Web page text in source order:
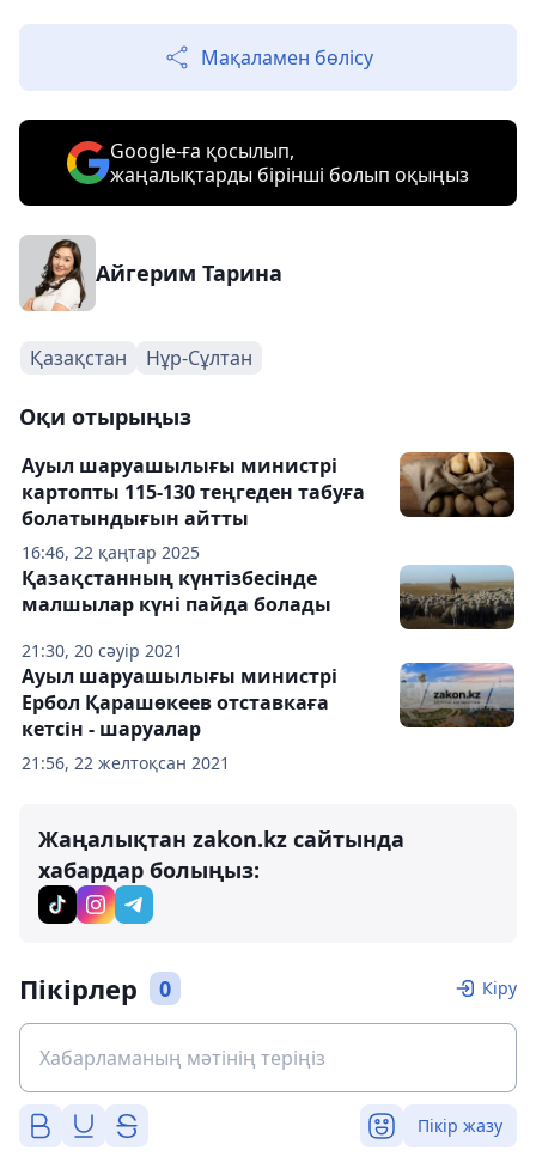
Мақаламен бөлісу
Google-ға қосылып,
жаңалықтарды бірінші болып оқыңыз
Айгерим Тарина
Қазақстан Нұр-Сұлтан
Оқи отырыңыз
16:46, 22 қаңтар 2025
Ауыл шаруашылығы министрі
картопты 115-130 теңгеден табуға
болатындығын айтты
21:30, 20 сәуір 2021
Қазақстанның күнтізбесінде
малшылар күні пайда болады
21:56, 22 желтоқсан 2021
Ауыл шаруашылығы министрі
Ербол Қарашөкеев отставкаға
кетсін - шаруалар
Жаңалықтан zakon.kz сайтында
хабардар болыңыз:
Пікірлер 0 Кіру
Пікір жазу